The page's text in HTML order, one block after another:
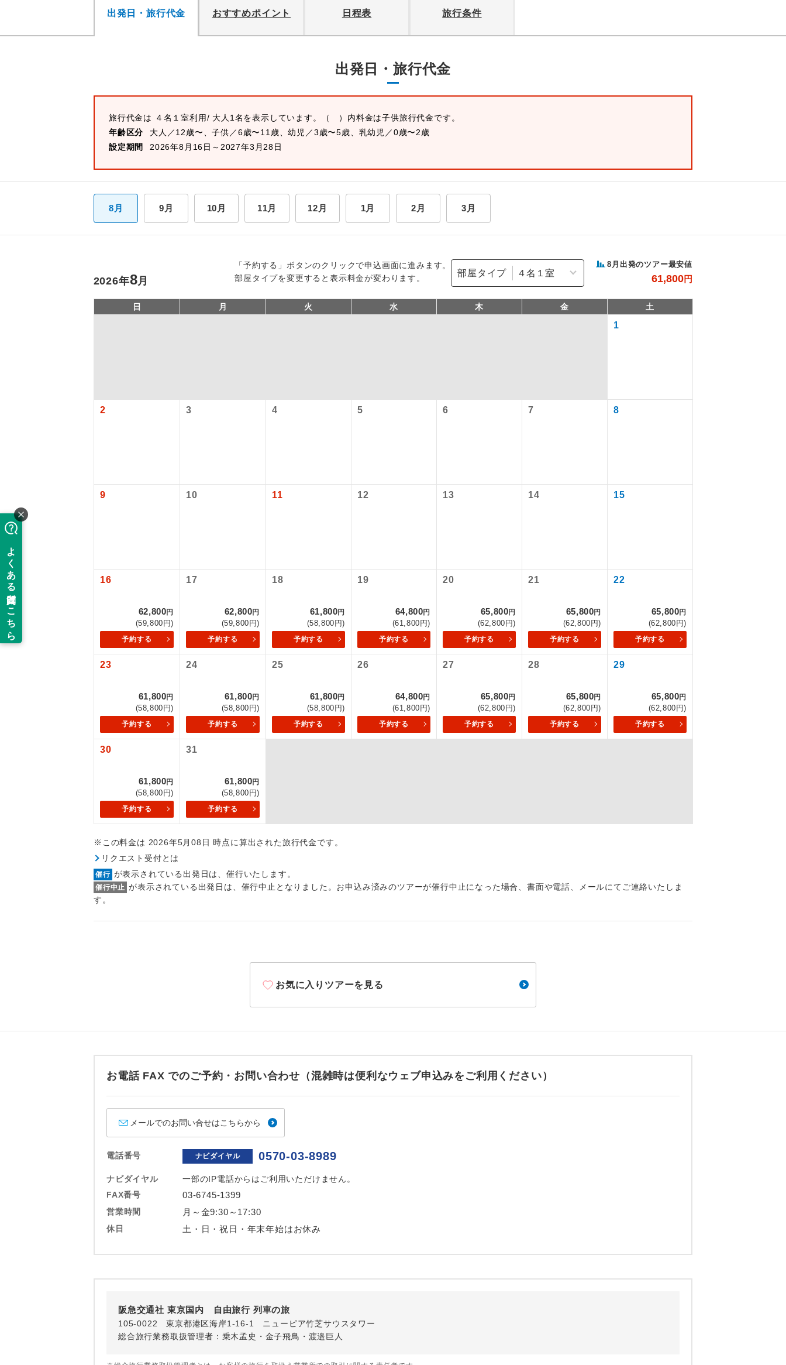
出発日・旅行代金 おすすめポイント 日程表 旅行条件
出発日・旅行代金
旅行代金は ４名１室利用/ 大人1名を表示しています。
（ ）内料金は子供旅行代金です。
年齢区分
大人／12歳〜、子供／6歳〜11歳、幼児／3歳〜5歳、乳幼児／0歳〜2歳
設定期間
2026年8月16日～2027年3月28日
8月 9月 10月 11月 12月 1月 2月 3月
「予約する」ボタンのクリックで申込画面に進みます。
部屋タイプを変更すると表示料金が変わります。
部屋タイプ
8 月出発のツアー最安値
61,800円
2026年8月
日 月 火 水 木 金 土
1
2 3 4 5 6 7 8
9 10 11 12 13 14 15
16
62,800円
(59,800円)
予約する
17
62,800円
(59,800円)
予約する
18
61,800円
(58,800円)
予約する
19
64,800円
(61,800円)
予約する
20
65,800円
(62,800円)
予約する
21
65,800円
(62,800円)
予約する
22
65,800円
(62,800円)
予約する
23
61,800円
(58,800円)
予約する
24
61,800円
(58,800円)
予約する
25
61,800円
(58,800円)
予約する
26
64,800円
(61,800円)
予約する
27
65,800円
(62,800円)
予約する
28
65,800円
(62,800円)
予約する
29
65,800円
(62,800円)
予約する
30
61,800円
(58,800円)
予約する
31
61,800円
(58,800円)
予約する
※この料金は 2026年5月08日 時点に算出された旅行代金です。
リクエスト受付とは
催行 が表示されている出発日は、催行いたします。
催行中止 が表示されている出発日は、催行中止となりました。お申込み済みのツアーが催行中止になった場合、書面や電話、メールにてご連絡いたしま
す。
お気に入りツアーを見る
お電話 FAX でのご予約・お問い合わせ（混雑時は便利なウェブ申込みをご利用ください）
メールでのお問い合せはこちらから
電話番号 ナビダイヤル 0570-03-8989
ナビダイヤル
一部のIP電話からはご利用いただけません。
FAX番号
03-6745-1399
営業時間 月～金9:30～17:30
休日 土・日・祝日・年末年始はお休み
阪急交通社 東京国内 自由旅行 列車の旅
105-0022 東京都港区海岸1-16-1 ニューピア竹芝サウスタワー
総合旅行業務取扱管理者：乗木孟史・金子飛鳥・渡邉巨人
添乗員同行
往路出発空港（駅）から復路到着空港（駅）まで同行しま
バスガイド乗務 バスガイドが乗務し、車内での観光案内があります。
世界遺産
ユネスコに登録されている文化遺産や自然遺産を訪ねるコー
スです。
絶景スポットに立ち寄るコースです。
温泉 温泉地にも宿泊するコースです。
露天風呂 ご宿泊ホテルに露天風呂が付いています。
全食事付き
お部屋食
トラベルイヤホン
周りの音を気にせず、ガイドさんの説明をじっくり聞くこと
1名様催行 1名様から出発可能な個人型プランです。
1名様1室同代金 1名様1室利用でも追加料金がかからないコースです。
ご夫婦限定 ご夫婦限定でご参加いただけるコースです。
航空会社指定
利用航空会社が指定なので、ご出発の計画にとても便利で
す。
ホテル指定
おひとり様バス2席利用